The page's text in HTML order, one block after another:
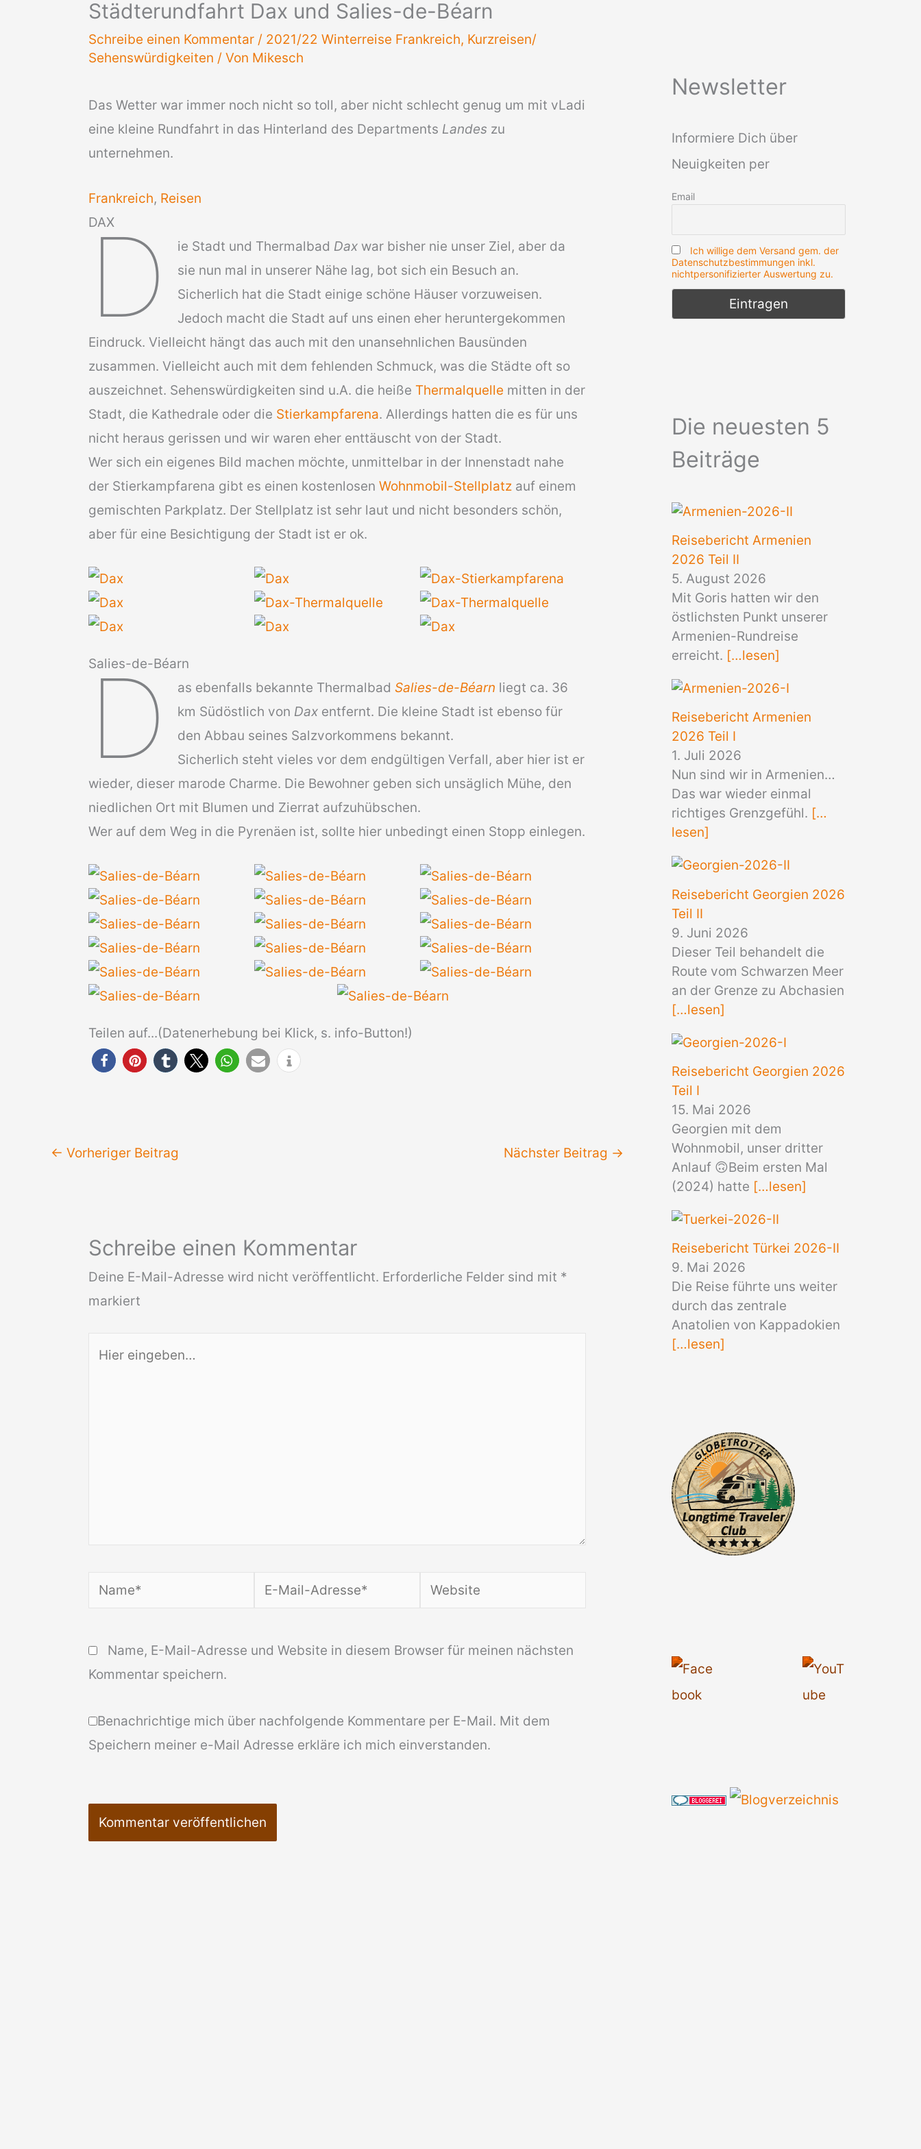
Städterundfahrt Dax und Salies-de-Béarn
Schreibe einen Kommentar / 2021/22 Winterreise Frankreich, Kurzreisen/
Sehenswürdigkeiten / Von Mikesch
Das Wetter war immer noch nicht so toll, aber nicht schlecht genug um mit vLadi
eine kleine Rundfahrt in das Hinterland des Departments Landes zu
unternehmen.
Frankreich, Reisen
DAXD ie Stadt und Thermalbad Dax war bisher nie unser Ziel, aber da
sie nun mal in unserer Nähe lag, bot sich ein Besuch an.
Sicherlich hat die Stadt einige schöne Häuser vorzuweisen.
Jedoch macht die Stadt auf uns einen eher heruntergekommen
Eindruck. Vielleicht hängt das auch mit den unansehnlichen Bausünden
zusammen. Vielleicht auch mit dem fehlenden Schmuck, was die Städte oft so
auszeichnet. Sehenswürdigkeiten sind u.A. die heiße Thermalquelle mitten in der
Stadt, die Kathedrale oder die Stierkampfarena. Allerdings hatten die es für uns
nicht heraus gerissen und wir waren eher enttäuscht von der Stadt.
Wer sich ein eigenes Bild machen möchte, unmittelbar in der Innenstadt nahe
der Stierkampfarena gibt es einen kostenlosen Wohnmobil-Stellplatz auf einem
gemischten Parkplatz. Der Stellplatz ist sehr laut und nicht besonders schön,
aber für eine Besichtigung der Stadt ist er ok.
Salies-de-Béarn
D as ebenfalls bekannte Thermalbad Salies-de-Béarn liegt ca. 36
km Südöstlich von Dax entfernt. Die kleine Stadt ist ebenso für
den Abbau seines Salzvorkommens bekannt.
Sicherlich steht vieles vor dem endgültigen Verfall, aber hier ist er
wieder, dieser marode Charme. Die Bewohner geben sich unsäglich Mühe, den
niedlichen Ort mit Blumen und Zierrat aufzuhübschen.
Wer auf dem Weg in die Pyrenäen ist, sollte hier unbedingt einen Stopp einlegen.
Teilen auf...(Datenerhebung bei Klick, s. info-Button!)
← Vorheriger Beitrag Nächster Beitrag →
Schreibe einen Kommentar
Deine E-Mail-Adresse wird nicht veröffentlicht. Erforderliche Felder sind mit *
markiert
Name*
E-
Website
Name, E-Mail-Adresse und Website in diesem Browser für meinen nächsten
Kommentar speichern.
Benachrichtige mich über nachfolgende Kommentare per E-Mail. Mit dem
Speichern meiner e-Mail Adresse erkläre ich mich einverstanden.
Newsletter
Informiere Dich über
Neuigkeiten per
Email
Ich willige dem Versand gem. der
Datenschutzbestimmungen inkl.
nichtpersonifizierter Auswertung zu.
Die neuesten 5
Beiträge
Reisebericht Armenien
2026 Teil II
5. August 2026
Mit Goris hatten wir den
östlichsten Punkt unserer
Armenien-Rundreise
erreicht. […lesen]
Reisebericht Armenien
2026 Teil I
1. Juli 2026
Nun sind wir in Armenien…
Das war wieder einmal
richtiges Grenzgefühl. […
lesen]
Reisebericht Georgien 2026
Teil II
9. Juni 2026
Dieser Teil behandelt die
Route vom Schwarzen Meer
an der Grenze zu Abchasien
[…lesen]
Reisebericht Georgien 2026
Teil I
15. Mai 2026
Georgien mit dem
Wohnmobil, unser dritter
Anlauf 🙃Beim ersten Mal
(2024) hatte […lesen]
Reisebericht Türkei 2026-II
9. Mai 2026
Die Reise führte uns weiter
durch das zentrale
Anatolien von Kappadokien
[…lesen]